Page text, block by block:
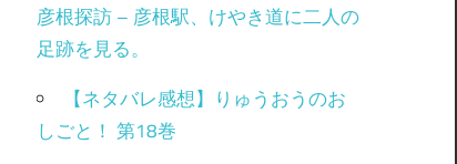
彦根探訪 – 彦根駅、けやき道に二人の
足跡を見る。
【ネタバレ感想】りゅうおうのお
しごと！ 第18巻